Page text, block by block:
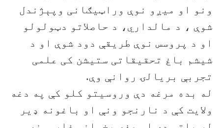
ونو او میږو نوې وراټیګانی وپېژندل
شوې ، د مالداري، د حاصلاتو دټولولو
او د پروسس نوې طریقې دود شوې او د
شیشم باغ تحقیقاتی ستیشن کی علمی
تجربې بریالۍ روانې وې.
له بده مرغه دې وروسیتو کلو کې په دغه
ولایت کې د نارنجو ونې او باغونه ډیر